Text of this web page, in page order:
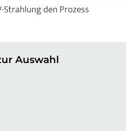
Strahlung den Prozess
Auswahl